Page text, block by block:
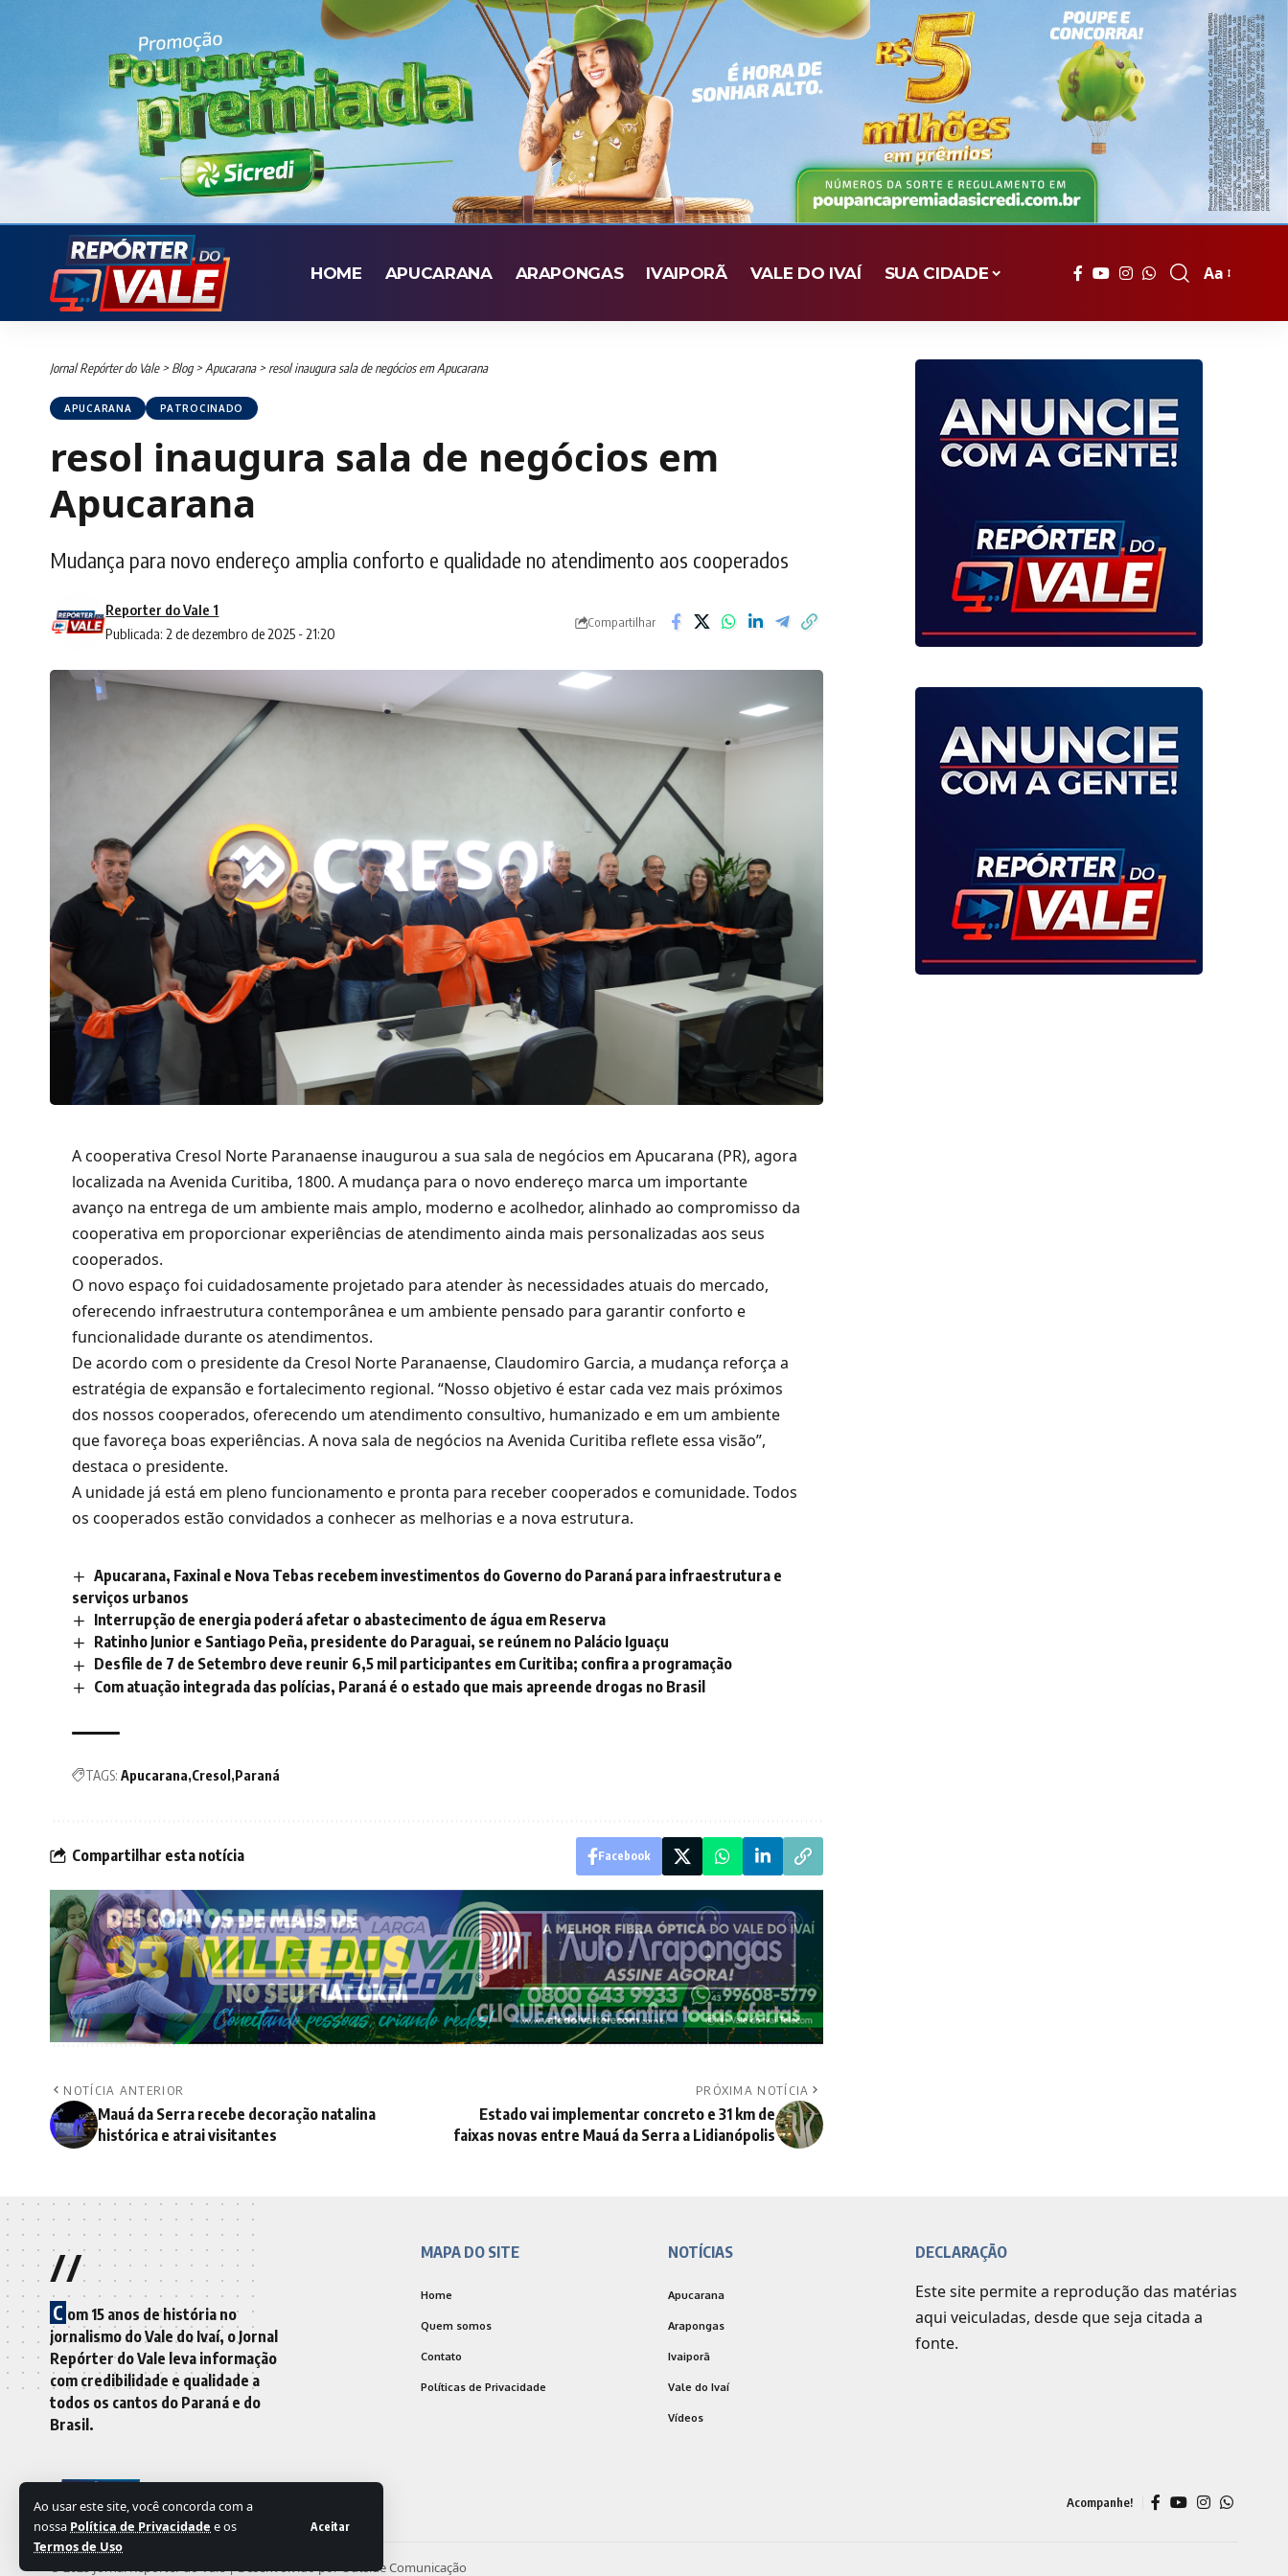
Ao usar este site, você concorda com a
nossa Política de Privacidade e os
Termos de Uso
Aceitar
HOME APUCARANA ARAPONGAS IVAIPORÃ VALE DO IVAÍ SUA CIDADE
Font
Aa
Jornal Repórter do Vale> Blog> Apucarana> resol inaugura sala de negócios em Apucarana
APUCARANA PATROCINADO
resol inaugura sala de negócios em
Apucarana
Mudança para novo endereço amplia conforto e qualidade no atendimento aos cooperados
Publicada: 2 de dezembro de 2025 - 21:20
Reporter do Vale 1
Compartilhar
A cooperativa Cresol Norte Paranaense inaugurou a sua sala de negócios em Apucarana (PR), agora
localizada na Avenida Curitiba, 1800. A mudança para o novo endereço marca um importante
avanço na entrega de um ambiente mais amplo, moderno e acolhedor, alinhado ao compromisso da
cooperativa em proporcionar experiências de atendimento ainda mais personalizadas aos seus
cooperados.
O novo espaço foi cuidadosamente projetado para atender às necessidades atuais do mercado,
oferecendo infraestrutura contemporânea e um ambiente pensado para garantir conforto e
funcionalidade durante os atendimentos.
De acordo com o presidente da Cresol Norte Paranaense, Claudomiro Garcia, a mudança reforça a
estratégia de expansão e fortalecimento regional. “Nosso objetivo é estar cada vez mais próximos
dos nossos cooperados, oferecendo um atendimento consultivo, humanizado e em um ambiente
que favoreça boas experiências. A nova sala de negócios na Avenida Curitiba reflete essa visão”,
destaca o presidente.
A unidade já está em pleno funcionamento e pronta para receber cooperados e comunidade. Todos
os cooperados estão convidados a conhecer as melhorias e a nova estrutura.
Apucarana, Faxinal e Nova Tebas recebem investimentos do Governo do Paraná para infraestrutura e
serviços urbanos
Interrupção de energia poderá afetar o abastecimento de água em Reserva
Ratinho Junior e Santiago Peña, presidente do Paraguai, se reúnem no Palácio Iguaçu
Desfile de 7 de Setembro deve reunir 6,5 mil participantes em Curitiba; confira a programação
Com atuação integrada das polícias, Paraná é o estado que mais apreende drogas no Brasil
TAGS: Apucarana Cresol Paraná
Compartilhar esta notícia Facebook
NOTÍCIA ANTERIOR
Mauá da Serra recebe decoração natalina
histórica e atrai visitantes
PRÓXIMA NOTÍCIA
Estado vai implementar concreto e 31 km de
faixas novas entre Mauá da Serra a Lidianópolis
//
C om 15 anos de história no
jornalismo do Vale do Ivaí, o Jornal
Repórter do Vale leva informação
com credibilidade e qualidade a
todos os cantos do Paraná e do
Brasil.
MAPA DO SITE
Home
Quem somos
Contato
Políticas de Privacidade
NOTÍCIAS
Apucarana
Arapongas
Ivaiporã
Vale do Ivaí
Vídeos
DECLARAÇÃO
Este site permite a reprodução das matérias
aqui veiculadas, desde que seja citada a
fonte.
Acompanhe!
© 2025 Jornal Repórter do Vale | Desenvolvido porOutside Comunicação